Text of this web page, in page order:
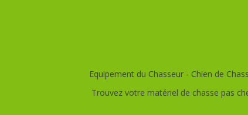
Equipement du Chasseur - Chien de
Trouvez votre matériel de chasse pas